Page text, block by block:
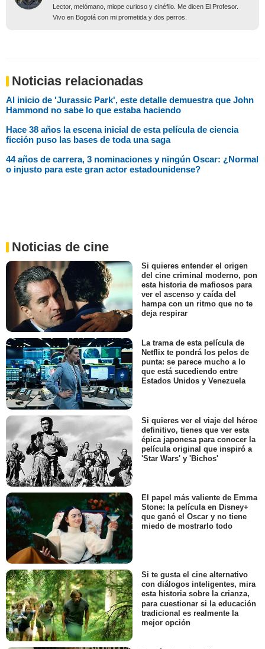
Lector, melómano, miope curioso y cinéfilo. Me dicen El Profesor.
Vivo en Bogotá con mi prometida y dos perros.
Noticias relacionadas
Al inicio de 'Jurassic Park', este detalle demuestra que John
Hammond no sabe lo que estaba haciendo
Hace 38 años la escena inicial de esta película de ciencia
ficción puso las bases de toda una saga
44 años de carrera, 3 nominaciones y ningún Oscar: ¿Normal
o injusto para este gran actor estadounidense?
Noticias de cine
Si quieres entender el origen
del cine criminal moderno, pon
esta historia de mafiosos para
ver el ascenso y caída del
hampa con un ritmo que no te
deja respirar
La trama de esta película de
Netflix te pondrá los pelos de
punta: se parece mucho a lo
que está sucediendo entre
Estados Unidos y Venezuela
Si quieres ver el viaje del héroe
definitivo, tienes que ver esta
épica japonesa para conocer la
película original que inspiró a
'Star Wars' y 'Bichos'
El papel más valiente de Emma
Stone: la película en Disney+
que ganó el Oscar y no tiene
miedo de mostrarlo todo
Si te gusta el cine alternativo
con diálogos inteligentes, mira
esta historia sobre la crianza,
para cuestionar si la educación
tradicional es realmente la
mejor opción